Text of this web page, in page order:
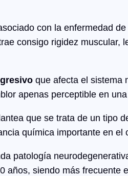
con la enfermedad de
consigo rigidez muscular,
que afecta el sistema
apenas perceptible en
que se trata de un tipo
química importante en el
patología
siendo más frecuente